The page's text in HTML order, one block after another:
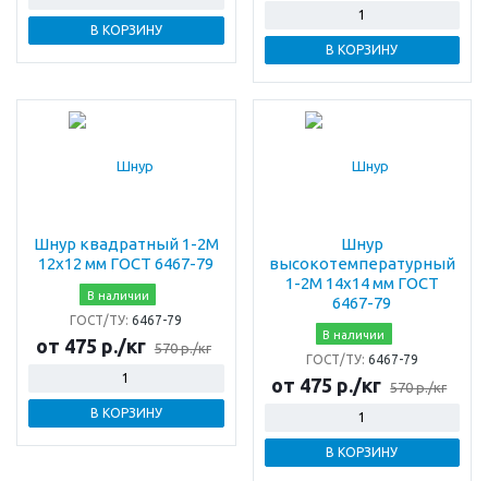
В КОРЗИНУ
В КОРЗИНУ
Шнур квадратный 1-2М
12х12 мм ГОСТ 6467-79
В наличии
ГОСТ/ТУ:6467-79
от 475 р./кг 570 р./кг
В КОРЗИНУ
Шнур
высокотемпературный
1-2М 14х14 мм ГОСТ
6467-79
В наличии
ГОСТ/ТУ: 6467-79
от 475 р./кг 570 р./кг
В КОРЗИНУ